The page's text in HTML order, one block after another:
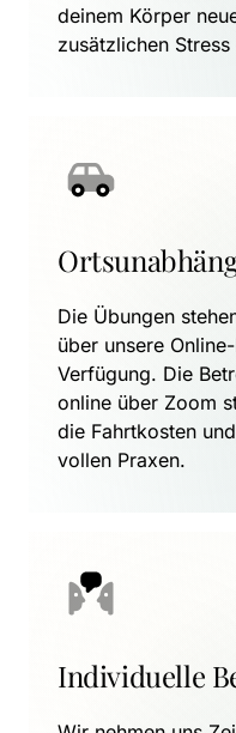
deinem Körper
zusätzlichen
Die Übungen
über unsere
Verfügung. Die
online über Zoom
die Fahrtkosten
vollen Praxen.
Individuelle